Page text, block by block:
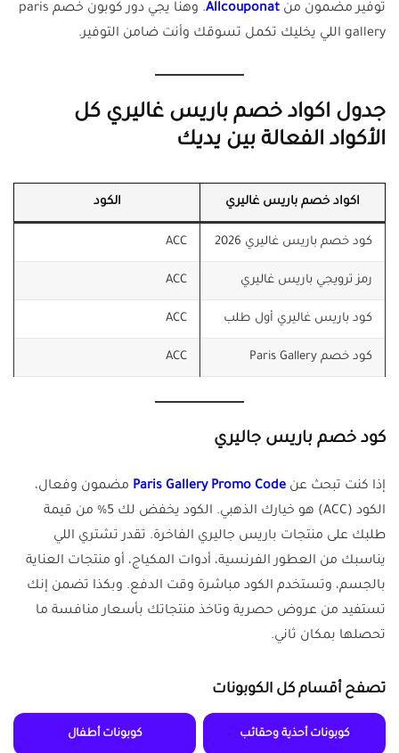
توفير مضمون من Allcouponat
. وهنا يجي دور كوبون خصم paris
gallery اللي يخليك تكمل تسوقك وأنت ضامن التوفير.
جدول اكواد خصم باريس غاليري كل
الأكواد الفعالة بين يديك
اكواد خصم باريس غاليري الكود
كود خصم باريس غاليري 2026 ACC
رمز ترويجي باريس غاليري ACC
كود باريس غاليري أول طلب ACC
كود خصم Paris Gallery ACC
كود خصم باريس جاليري
إذا كنت تبحث عن Paris Gallery Promo Code مضمون وفعال،
الكود (ACC) هو خيارك الذهبي. الكود يخفض لك 5% من قيمة
طلبك على منتجات باريس جاليري الفاخرة. تقدر تشتري اللي
يناسبك من العطور الفرنسية، أدوات المكياج، أو منتجات العناية
بالجسم، وتستخدم الكود مباشرة وقت الدفع. وبكذا تضمن إنك
تستفيد من عروض حصرية وتاخذ منتجاتك بأسعار منافسة ما
تحصلها بمكان ثاني.
تصفح أقسام كل الكوبونات
كوبونات أحذية وحقائب كوبونات أطفال